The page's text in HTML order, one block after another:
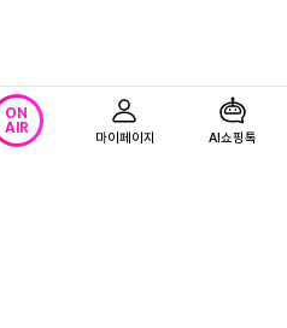
ON
AIR
마이페이지 AI쇼핑톡